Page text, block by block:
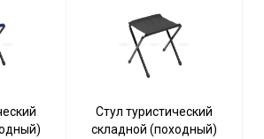
Стул туристический
складной (походный)